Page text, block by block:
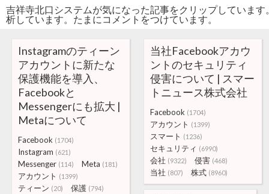
吉祥寺北口システムが気になった記事をクリップしていま
析しています。たまにコメントをつけています。
Instagramのティーン
アカウントに新たな
保護機能を導入、
Facebookと
Messengerにも拡大 |
Metaについて
Facebook (1704)
Instagram (621)
Messenger (114) Meta (181)
アカウント (1399)
ティーン (20) 保護 (794)
当社Facebookアカウ
ントのセキュリティ
侵害について | スマー
トニュース株式会社
Facebook (1704)
アカウント (1399)
スマート (1236)
セキュリティ (6990)
会社 (9322) 侵害 (468)
当社 (807) 株式 (8960)